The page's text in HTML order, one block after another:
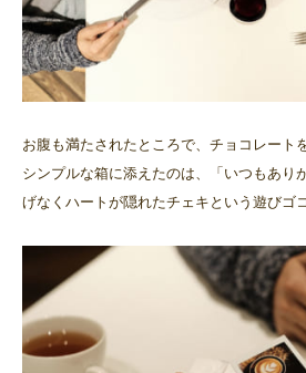
お腹も満たされたところで、チョコレート
シンプルな箱に添えたのは、「いつもあり
げなくハートが隠れたチェキという遊びゴコ